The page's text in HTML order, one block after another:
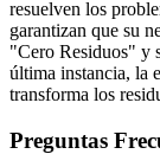
resuelven los
garantizan que su
"Cero Residuos" y
última instancia, la
transforma los
Preguntas